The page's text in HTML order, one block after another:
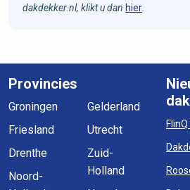
dakdekker.nl, klikt u dan hier
Provincies
Groningen
Friesland
Drenthe
Noord-
Gelderland
Utrecht
Zuid-
Holland